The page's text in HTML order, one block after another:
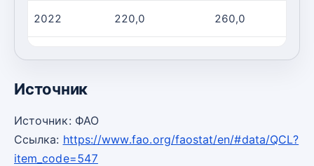
2022 220,0 260,0
Источник
Источник: ФАО
Ссылка: https://www.fao.org/faostat/en/#data/QCL?
item_code=547